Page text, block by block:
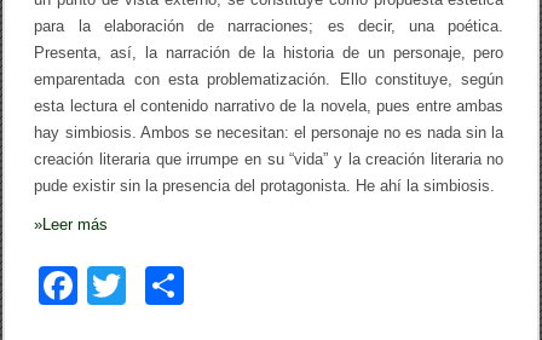
R
E
”
D
P
E
D
O
A
N
para la elaboración de narraciones; es decir, una poética.
Presenta, así, la narración de la historia de un personaje, pero
emparentada con esta problematización. Ello constituye, según
esta lectura el contenido narrativo de la novela, pues entre ambas
hay simbiosis. Ambos se necesitan: el personaje no es nada sin la
creación literaria que irrumpe en su “vida” y la creación literaria no
pude existir sin la presencia del protagonista. He ahí la simbiosis.
»Leer más
F